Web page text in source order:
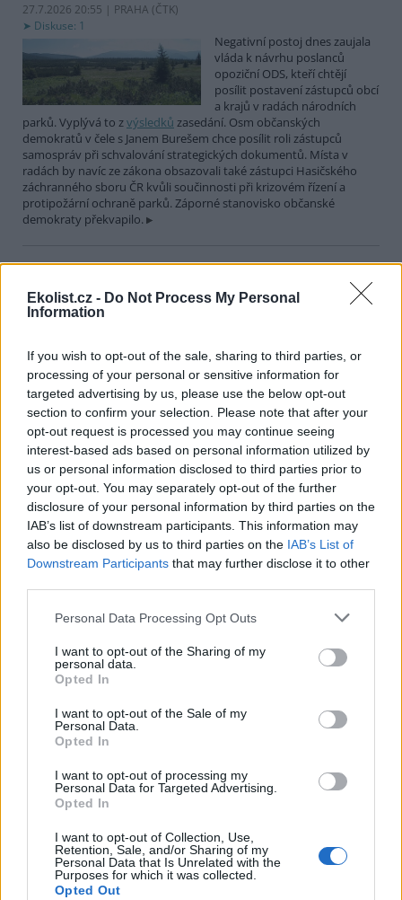
Ekolist.cz - Do Not Process My Personal
Information
If you wish to opt-out of the sale, sharing to third parties, or
processing of your personal or sensitive information for
targeted advertising by us, please use the below opt-out
section to confirm your selection. Please note that after your
opt-out request is processed you may continue seeing
interest-based ads based on personal information utilized by
us or personal information disclosed to third parties prior to
your opt-out. You may separately opt-out of the further
disclosure of your personal information by third parties on the
IAB’s list of downstream participants. This information may
also be disclosed by us to third parties on the IAB’s List of
Downstream Participants that may further disclose it to other
Personal Data Processing Opt Outs
I want to opt-out of the Sharing of my
personal data.
Opted In
I want to opt-out of the Sale of my
Personal Data.
Opted In
I want to opt-out of processing my
Personal Data for Targeted Advertising.
Opted In
I want to opt-out of Collection, Use,
Retention, Sale, and/or Sharing of my
Personal Data that Is Unrelated with the
Purposes for which it was collected.
Opted Out
27.7.2026 20:55 | PRAHA (ČTK)
Diskuse: 1
Negativní postoj dnes zaujala
vláda k návrhu poslanců
opoziční ODS, kteří chtějí
posílit postavení zástupců obcí
a krajů v radách národních
parků. Vyplývá to zvýsledků zasedání. Osm občanských
demokratů v čele s Janem Burešem chce posílit roli zástupců
samospráv při schvalování strategických dokumentů. Místa v
radách by navíc ze zákona obsazovali také zástupci Hasičského
záchranného sboru ČR kvůli součinnosti při krizovém řízení a
protipožární ochraně parků. Záporné stanovisko občanské
demokraty překvapilo.
Soud v Miláně nařídil vypnout vysoké pece v největší
27.7.2026 20:32 (ČTK )
nařídil největší italské ocelárně
kvůli znečišťování azbestem a
jemným polétavým prachem
vypnout vysoké pece.
Ocelárně Acciaierie d’Italia (ADI) z jihoitalského města Taranto
nařizuje, aby tak učinila do 90 dnů od doručení rozsudku, informují
agentury ANSA a Adnkronos. Pokud chce firma provoz obnovit,
musí podle soudu odstranit zbývající azbest z vysokých pecí a
snížit množství vypuštěných jemných polétavých prachů PM10 a
PM2,5.
Česko v roce 2023 vyprodukovalo 538 kg na odpadu
na osobu, víc než byl průměr EU
27.7.2026 19:51 (ČTK)
Česko v roce 2023
komunálního odpadu na
osobu, což bylo o 27 kilogramů
to z analýzy projektu Evropa v datech. Oproti rokům 2022 a 2021
se jedná o mírné zlepšení. Podle dat Eurostatu Česko v roce 2022
vyprodukovalo 549 kg komunálního odpadu, o rok dříve pak 570.
Země se podle analýzy také rychle zlepšuje v cirkulárním využití
materiálů, tedy ve využívání recyklovaných materiálů.
Ministerstvo zemědělství kvůli suchu obnoví dotace do
vodárenské infrastruktury
27.7.2026 19:24 ( ČTK )
Diskuse: 1